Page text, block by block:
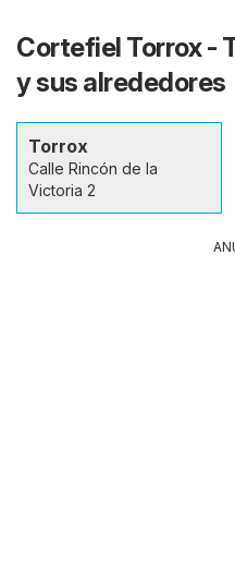
Cortefiel Torrox -
y sus alrededores
Torrox
Calle Rincón de la
Victoria 2